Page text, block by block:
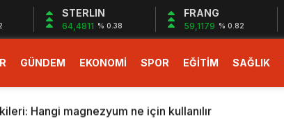
STERLIN
64,4811 % 0.38
FRANG
59,1179 % 0.82
GÜNDEM EKONOMİ SPOR EĞİTİM SAĞLIK
dev teklif
gelecek yeni özellikler belli oldu
Hangi magnezyum ne için kullanılır